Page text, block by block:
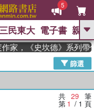
5
GO
The Odyssey 、
花開錦繡 、 暑期推薦 、
猜想 、 偉大的迷走神經
臺灣漫遊錄
民東大 電子書 親子
史坎德》系列帶你踏
篩選
共 29 筆
第 1 / 1 頁